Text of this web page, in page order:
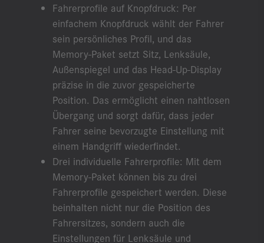
Fahrerprofile auf Knopfdruck: Per
einfachem Knopfdruck wählt der Fahrer
sein persönliches Profil, und das
Memory-Paket setzt Sitz, Lenksäule,
Außenspiegel und das Head-Up-Display
präzise in die zuvor gespeicherte
Position. Das ermöglicht einen nahtlosen
Übergang und sorgt dafür, dass jeder
Fahrer seine bevorzugte Einstellung mit
einem Handgriff wiederfindet.
Drei individuelle Fahrerprofile: Mit dem
Memory-Paket können bis zu drei
Fahrerprofile gespeichert werden. Diese
beinhalten nicht nur die Position des
Fahrersitzes, sondern auch die
Einstellungen für Lenksäule und